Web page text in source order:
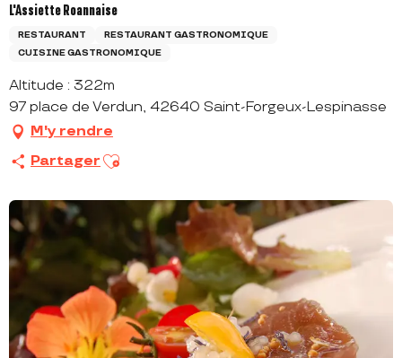
L'Assiette Roannaise
RESTAURANT
RESTAURANT GASTRONOMIQUE
CUISINE GASTRONOMIQUE
Altitude : 322m
97 place de Verdun, 42640 Saint-Forgeux-Lespinasse
M'y rendre
Partager Ajouter aux favoris